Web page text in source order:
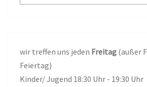
wir treffen uns jeden Freitag (außer
Feiertag)
Kinder/ Jugend 18:30 Uhr - 19:30 Uhr